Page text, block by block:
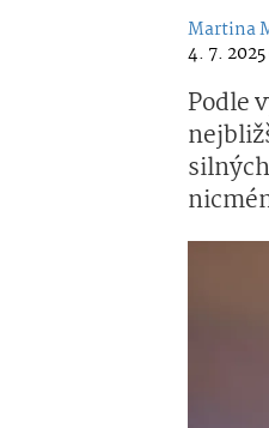
Martina
4. 7. 2025
Podle